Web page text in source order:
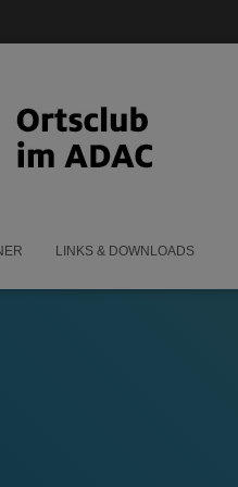
LINKS & DOWNLOADS